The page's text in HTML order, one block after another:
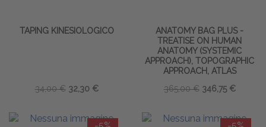
TAPING KINESIOLOGICO
34,00 € 32,30 €
ANATOMY BAG PLUS -
TREATISE ON HUMAN
ANATOMY (SYSTEMIC
APPROACH), TOPOGRAPHIC
APPROACH, ATLAS
365,00 € 346,75 €